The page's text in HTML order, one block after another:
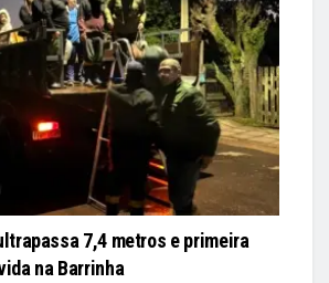
7,4 metros e primeira
na Barrinha